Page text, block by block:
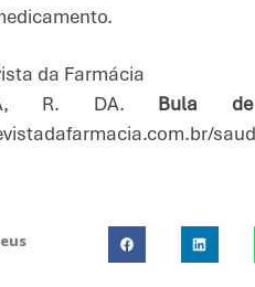
da Farmácia
R. DA. Bula